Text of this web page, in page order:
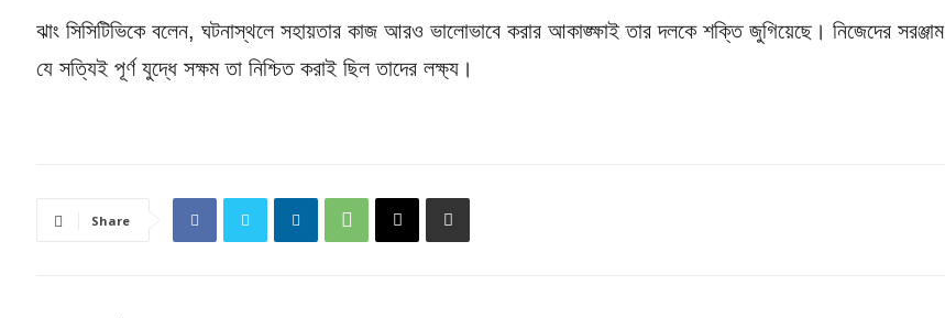
ঝাং সিসিটিভিকে বলেন, ঘটনাস্থলে সহায়তার কাজ আরও ভালোভাবে করার আকাঙ্ক্ষাই তার দলকে শক্তি জুগিয়েছে। নিজেদের সরঞ্জাম
যে সত্যিই পূর্ণ যুদ্ধে সক্ষম তা নিশ্চিত করাই ছিল তাদের লক্ষ্য।
Share